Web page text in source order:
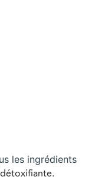
les ingrédients